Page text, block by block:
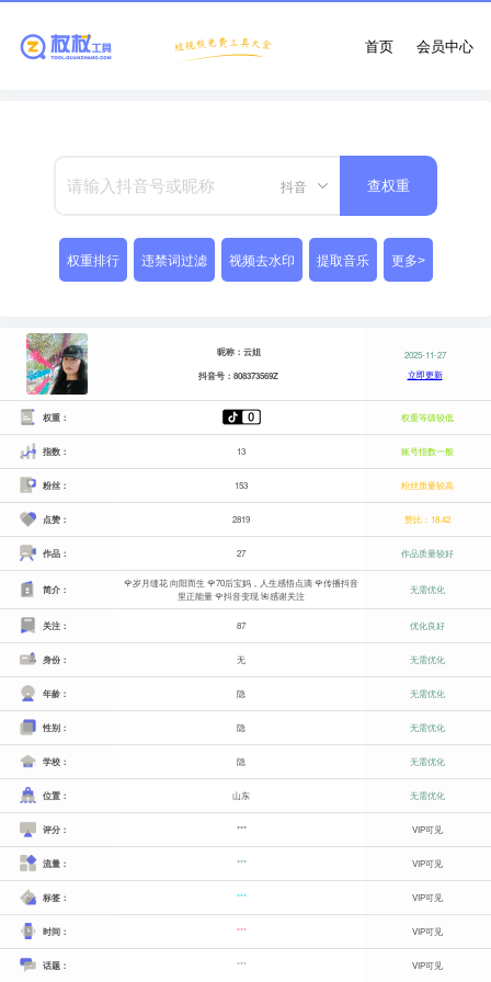
会员中心
首页
抖音 查权重
权重排行 违禁词过滤 视频去水印 提取音乐 更多>
昵称：云姐
抖音号：808373569Z
2025-11-27
立即更新
权重： 权重等级较低
指数： 13 账号指数一般
粉丝： 153 粉丝质量较高
点赞： 2819 赞比：18.42
作品： 27 作品质量较好
简介：
🌹岁月缝花 向阳而生 🌹70后宝妈，人生感悟点滴 🌹传播抖音
里正能量 🌹抖音变现 🌺感谢关注
无需优化
关注： 87 优化良好
身份： 无 无需优化
年龄： 隐 无需优化
性别： 隐 无需优化
学校： 隐 无需优化
位置： 山东 无需优化
评分： *** VIP可见
流量： *** VIP可见
标签： *** VIP可见
时间： *** VIP可见
话题： *** VIP可见